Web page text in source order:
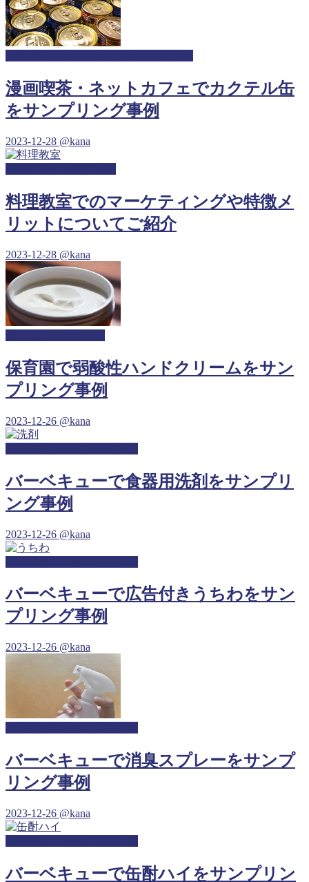
漫画喫茶・ネットカフェでカクテル缶
をサンプリング事例
2023-12-28 @kana
料理教室でのマーケティングや特徴メ
リットについてご紹介
2023-12-28 @kana
保育園で弱酸性ハンドクリームをサン
プリング事例
2023-12-26 @kana
バーベキューで食器用洗剤をサンプリ
ング事例
2023-12-26 @kana
バーベキューで広告付きうちわをサン
プリング事例
2023-12-26 @kana
バーベキューで消臭スプレーをサンプ
リング事例
2023-12-26 @kana
バーベキューで缶酎ハイをサンプリン